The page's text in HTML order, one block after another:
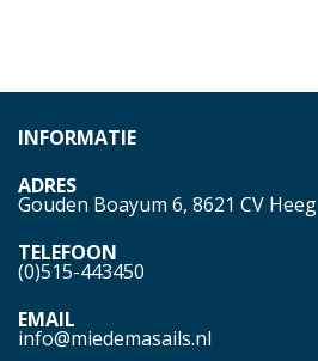
INFORMATIE
ADRES
Gouden Boayum 6, 8621 CV Heeg
TELEFOON
(0)515-443450
EMAIL
info@miedemasails.nl